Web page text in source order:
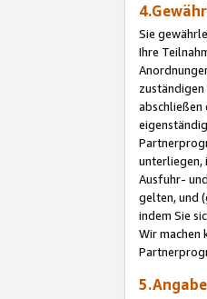
Sie
Ihre
abschließen
unterliegen,
Ausfuhr-
gelten, und
indem Sie
Wir machen